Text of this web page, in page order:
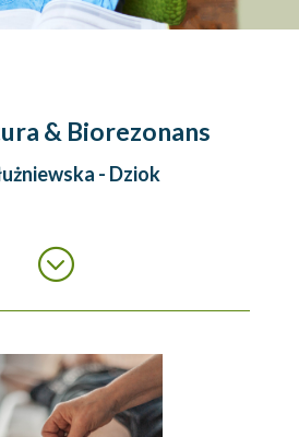
& Biorezonans
- Dziok
;